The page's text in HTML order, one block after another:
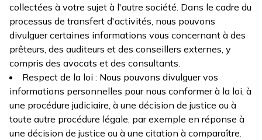
collectées à votre sujet à l'autre société. Dans le cadre du
processus de transfert d'activités, nous pouvons
divulguer certaines informations vous concernant à des
prêteurs, des auditeurs et des conseillers externes, y
compris des avocats et des consultants.
Respect de la loi : Nous pouvons divulguer vos
informations personnelles pour nous conformer à la loi, à
une procédure judiciaire, à une décision de justice ou à
toute autre procédure légale, par exemple en réponse à
une décision de justice ou à une citation à comparaître.